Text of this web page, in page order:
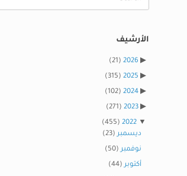
الأرشيف
2026
(21)
2025
(315)
2024
(102)
2023
(271)
2022
(455)
ديسمبر(23)
نوفمبر(50)
أكتوبر(44)